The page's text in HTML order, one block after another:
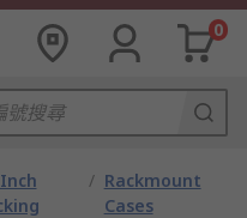
0
/ Rackmount
Cases